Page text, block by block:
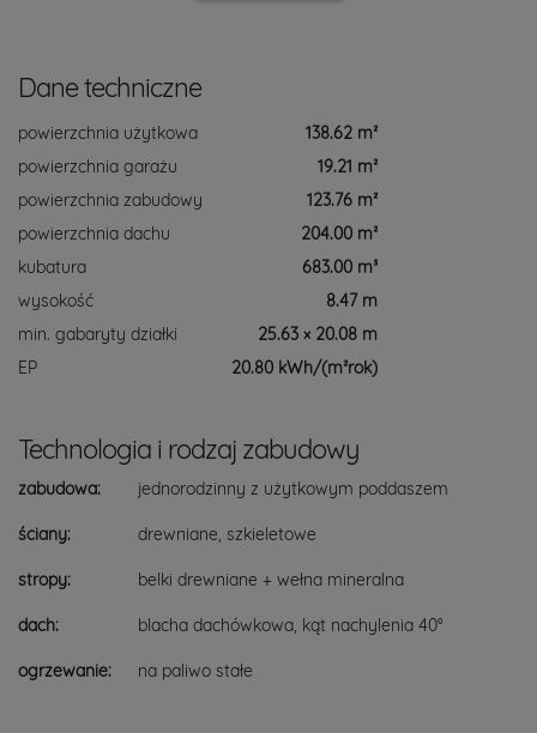
Dane techniczne
powierzchnia użytkowa
138.62 m²
powierzchnia garażu
19.21 m²
powierzchnia zabudowy
123.76 m²
powierzchnia dachu
204.00 m²
kubatura
683.00 m³
wysokość
8.47 m
min. gabaryty działki
25.63 × 20.08 m
EP
20.80 kWh/(m²rok)
Technologia i rodzaj zabudowy
zabudowa: jednorodzinny z użytkowym poddaszem
ściany: drewniane, szkieletowe
stropy: belki drewniane + wełna mineralna
dach: blacha dachówkowa, kąt nachylenia 40°
ogrzewanie: na paliwo stałe